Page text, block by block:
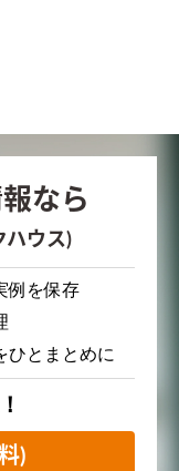
なら
ハウス)
例を保存
ひとまとめに
)